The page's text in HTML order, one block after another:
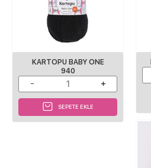
KARTOPU BABY ONE
940
SEPETE EKLE